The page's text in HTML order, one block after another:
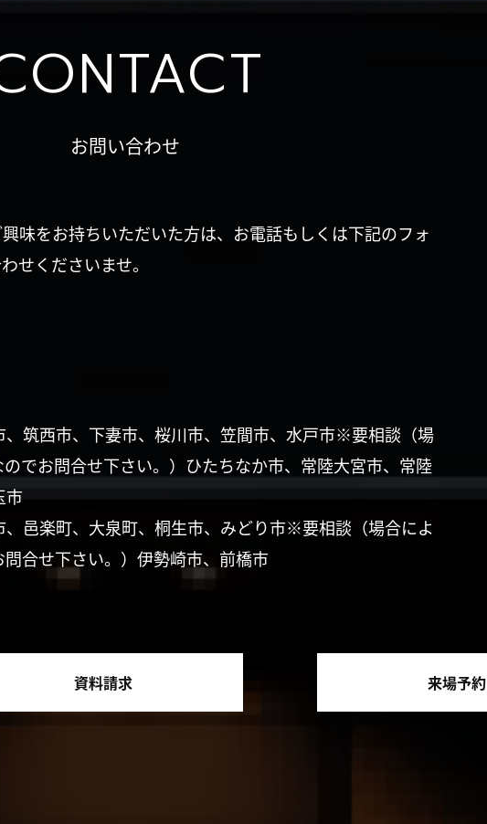
お問い合わせ
味をお持ちいただいた方は、お電話もしくは下記のフォ
せくださいませ。
筑西市、下妻市、桜川市、笠間市、水戸市※要相談（場
でお問合せ下さい。）ひたちなか市、常陸大宮市、常陸
市
邑楽町、大泉町、桐生市、みどり市※要相談（場合によ
合せ下さい。）伊勢崎市、前橋市
資料請求 来場予約